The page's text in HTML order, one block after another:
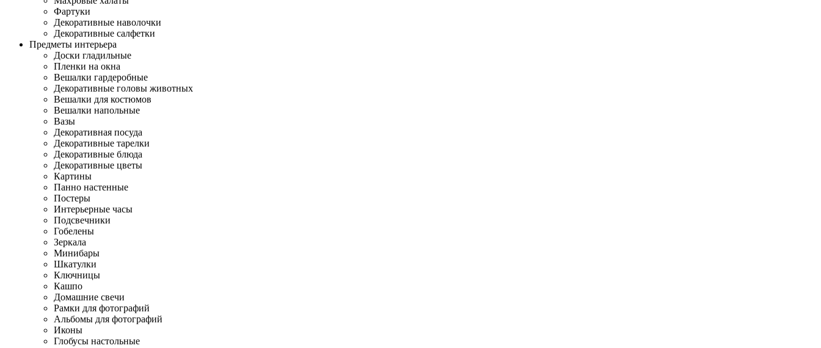
Фартуки
Декоративные наволочки
Декоративные салфетки
Предметы интерьера
Доски гладильные
Пленки на окна
Вешалки гардеробные
Декоративные головы животных
Вешалки для костюмов
Вешалки напольные
Вазы
Декоративная посуда
Декоративные тарелки
Декоративные блюда
Декоративные цветы
Картины
Панно настенные
Постеры
Интерьерные часы
Подсвечники
Гобелены
Зеркала
Минибары
Шкатулки
Ключницы
Кашпо
Домашние свечи
Рамки для фотографий
Альбомы для фотографий
Иконы
Глобусы настольные